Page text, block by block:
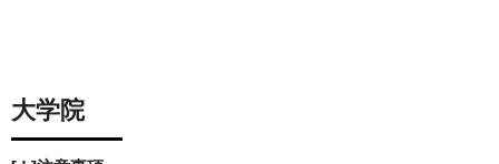
大学院